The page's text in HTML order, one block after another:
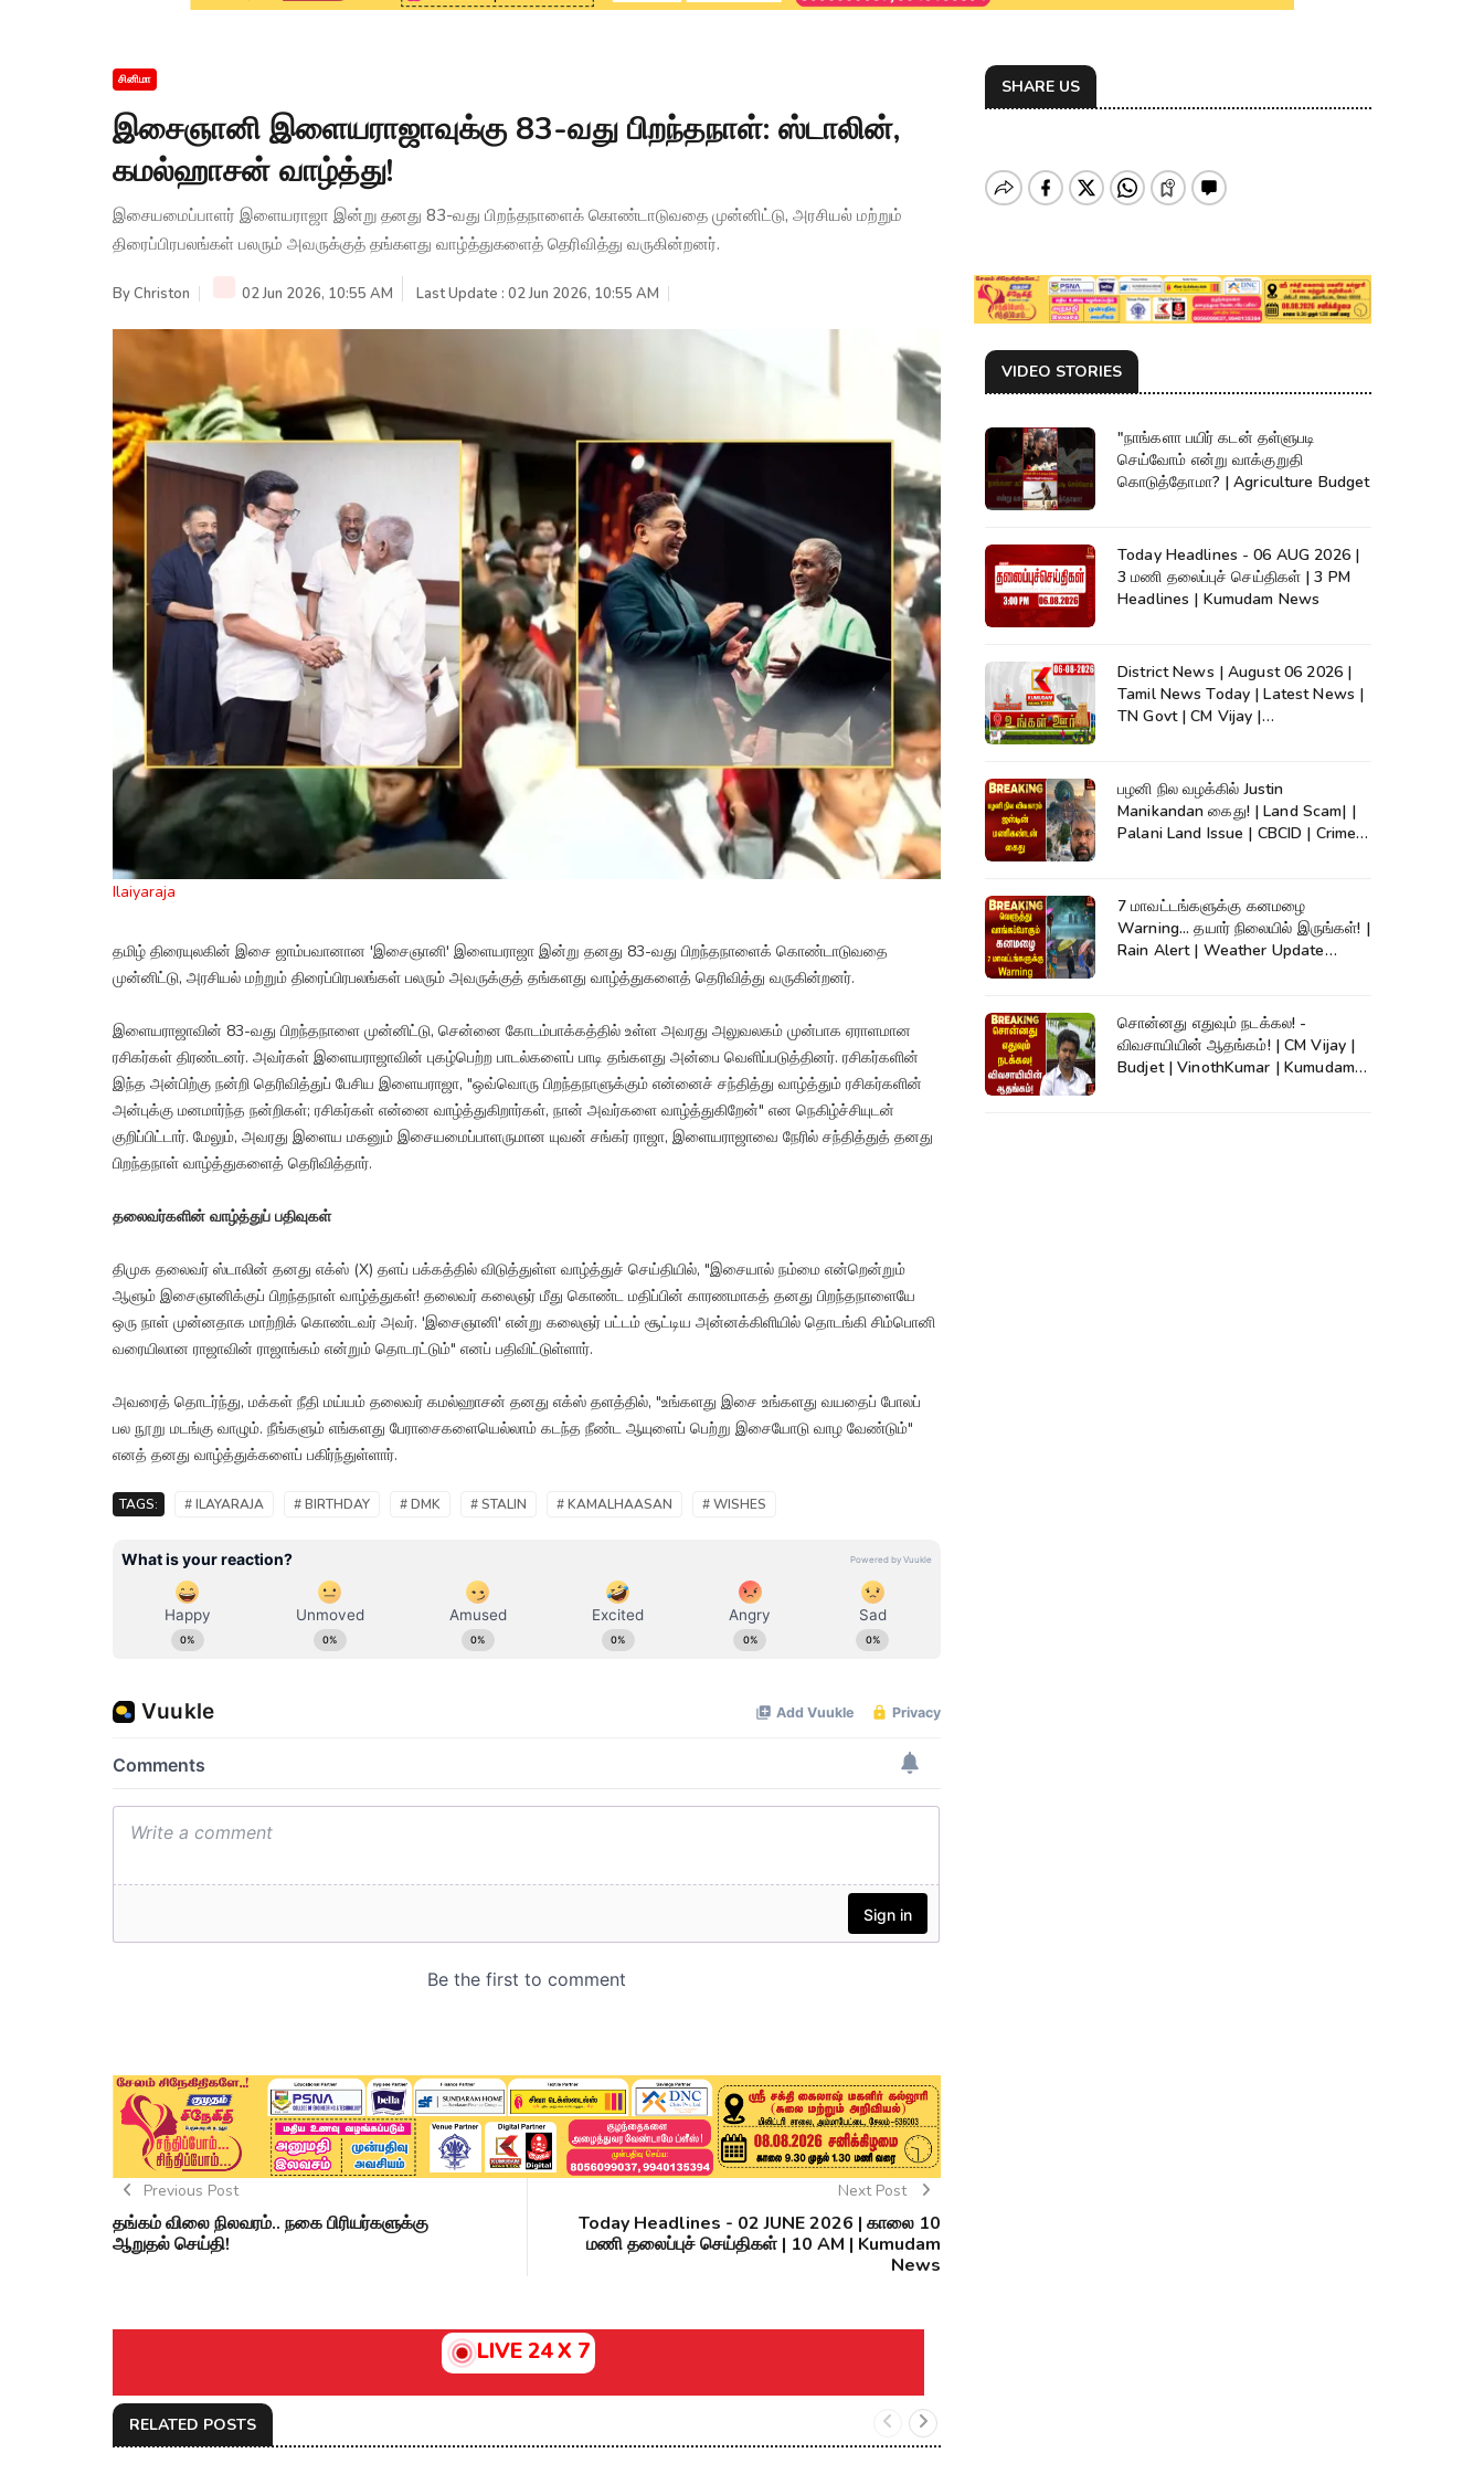
சினிமா
இசைஞானி இளையராஜாவுக்கு 83-வது பிறந்தநாள்: ஸ்டாலின்,
கமல்ஹாசன் வாழ்த்து!
இசையமைப்பாளர் இளையராஜா இன்று தனது 83-வது பிறந்தநாளைக் கொண்டாடுவதை முன்னிட்டு, அரசியல் மற்றும்
திரைப்பிரபலங்கள் பலரும் அவருக்குத் தங்களது வாழ்த்துகளைத் தெரிவித்து வருகின்றனர்.
ByChriston 02 Jun 2026, 10:55 AM Last Update : 02 Jun 2026, 10:55 AM
Ilaiyaraja
தமிழ் திரையுலகின் இசை ஜாம்பவானான 'இசைஞானி' இளையராஜா இன்று தனது 83-வது பிறந்தநாளைக் கொண்டாடுவதை
முன்னிட்டு, அரசியல் மற்றும் திரைப்பிரபலங்கள் பலரும் அவருக்குத் தங்களது வாழ்த்துகளைத் தெரிவித்து வருகின்றனர்.
இளையராஜாவின் 83-வது பிறந்தநாளை முன்னிட்டு, சென்னை கோடம்பாக்கத்தில் உள்ள அவரது அலுவலகம் முன்பாக ஏராளமான
ரசிகர்கள் திரண்டனர். அவர்கள் இளையராஜாவின் புகழ்பெற்ற பாடல்களைப் பாடி தங்களது அன்பை வெளிப்படுத்தினர். ரசிகர்களின்
இந்த அன்பிற்கு நன்றி தெரிவித்துப் பேசிய இளையராஜா, "ஒவ்வொரு பிறந்தநாளுக்கும் என்னைச் சந்தித்து வாழ்த்தும் ரசிகர்களின்
அன்புக்கு மனமார்ந்த நன்றிகள்; ரசிகர்கள் என்னை வாழ்த்துகிறார்கள், நான் அவர்களை வாழ்த்துகிறேன்" என நெகிழ்ச்சியுடன்
குறிப்பிட்டார். மேலும், அவரது இளைய மகனும் இசையமைப்பாளருமான யுவன் சங்கர் ராஜா, இளையராஜாவை நேரில் சந்தித்துத் தனது
பிறந்தநாள் வாழ்த்துகளைத் தெரிவித்தார்.
தலைவர்களின் வாழ்த்துப் பதிவுகள்
திமுக தலைவர் ஸ்டாலின் தனது எக்ஸ் (X) தளப் பக்கத்தில் விடுத்துள்ள வாழ்த்துச் செய்தியில், "இசையால் நம்மை என்றென்றும்
ஆளும் இசைஞானிக்குப் பிறந்தநாள் வாழ்த்துகள்! தலைவர் கலைஞர் மீது கொண்ட மதிப்பின் காரணமாகத் தனது பிறந்தநாளையே
ஒரு நாள் முன்னதாக மாற்றிக் கொண்டவர் அவர். 'இசைஞானி' என்று கலைஞர் பட்டம் சூட்டிய அன்னக்கிளியில் தொடங்கி சிம்பொனி
வரையிலான ராஜாவின் ராஜாங்கம் என்றும் தொடரட்டும்" எனப் பதிவிட்டுள்ளார்.
அவரைத் தொடர்ந்து, மக்கள் நீதி மய்யம் தலைவர் கமல்ஹாசன் தனது எக்ஸ் தளத்தில், "உங்களது இசை உங்களது வயதைப் போலப்
பல நூறு மடங்கு வாழும். நீங்களும் எங்களது பேராசைகளையெல்லாம் கடந்த நீண்ட ஆயுளைப் பெற்று இசையோடு வாழ வேண்டும்"
எனத் தனது வாழ்த்துக்களைப் பகிர்ந்துள்ளார்.
TAGS: # ILAYARAJA # BIRTHDAY # DMK # STALIN # KAMALHAASAN # WISHES
Previous Post
தங்கம் விலை நிலவரம்.. நகை பிரியர்களுக்கு
ஆறுதல் செய்தி!
Next Post
Today Headlines - 02 JUNE 2026 | காலை 10
மணி தலைப்புச் செய்திகள் | 10 AM | Kumudam
News
LIVE 24 X 7
RELATED POSTS
SHARE US
VIDEO STORIES
"நாங்களா பயிர் கடன் தள்ளுபடி
செய்வோம் என்று வாக்குறுதி
கொடுத்தோமா? | Agriculture Budget
Today Headlines - 06 AUG 2026 |
3 மணி தலைப்புச் செய்திகள் | 3 PM
Headlines | Kumudam News
District News | August 06 2026 |
Tamil News Today | Latest News |
TN Govt | CM Vijay |
பழனி நில வழக்கில் Justin
Manikandan கைது! | Land Scam| |
Palani Land Issue | CBCID | Crime
7 மாவட்டங்களுக்கு கனமழை
Warning... தயார் நிலையில் இருங்கள்! |
Rain Alert | Weather Update
சொன்னது எதுவும் நடக்கல! -
விவசாயியின் ஆதங்கம்! | CM Vijay |
Budjet | VinothKumar | Kumudam